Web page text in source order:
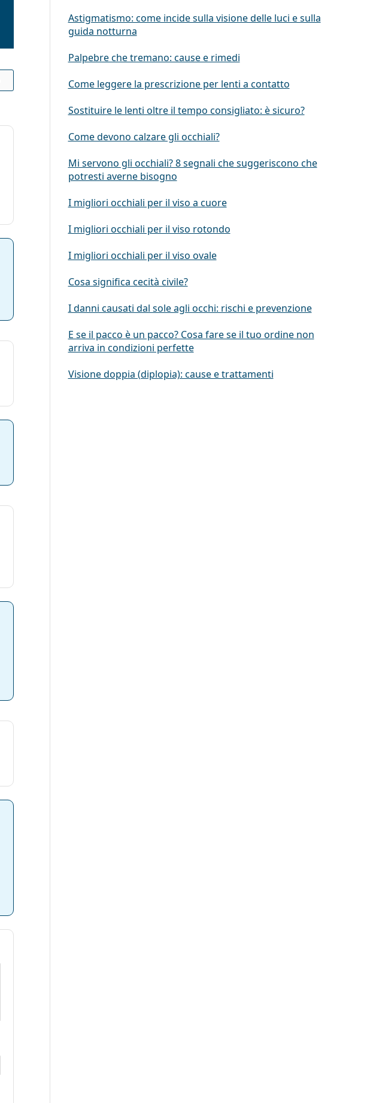
Astigmatismo: come incide sulla visione delle luci e sulla
guida notturna
Palpebre che tremano: cause e rimedi
Come leggere la prescrizione per lenti a contatto
Sostituire le lenti oltre il tempo consigliato: è sicuro?
Come devono calzare gli occhiali?
Mi servono gli occhiali? 8 segnali che suggeriscono che
potresti averne bisogno
I migliori occhiali per il viso a cuore
I migliori occhiali per il viso rotondo
I migliori occhiali per il viso ovale
Cosa significa cecità civile?
I danni causati dal sole agli occhi: rischi e prevenzione
E se il pacco è un pacco? Cosa fare se il tuo ordine non
arriva in condizioni perfette
Visione doppia (diplopia): cause e trattamenti